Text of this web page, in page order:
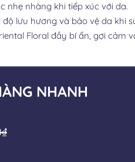
nhẹ nhàng khi tiếp xúc với da.
lưu hương và bảo vệ da khi
Floral đầy bí ẩn, gợi cảm
NHANH